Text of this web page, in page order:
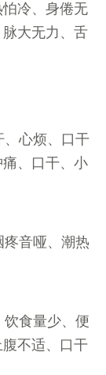
冷、身倦无
大无力、舌
、心烦、口干
、口干、小
音哑、潮热
食量少、便
不适、口干